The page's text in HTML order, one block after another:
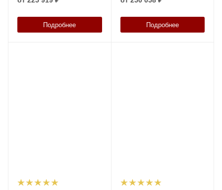
Подробнее
поручни для ОВ «Титан»
Подробнее